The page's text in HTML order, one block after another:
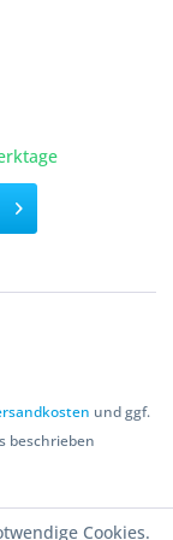
und ggf.
beschrieben
Cookies.